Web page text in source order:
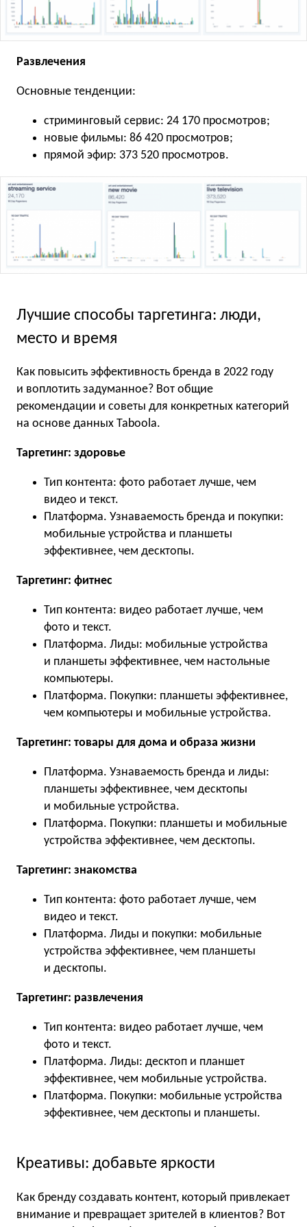
Развлечения
Основные тенденции:
стриминговый сервис: 24 170 просмотров;
новые фильмы: 86 420 просмотров;
прямой эфир: 373 520 просмотров.
Лучшие способы таргетинга: люди,
место и время
Как повысить эффективность бренда в 2022 году
и воплотить задуманное? Вот общие
рекомендации и советы для конкретных категорий
на основе данных Taboola.
Таргетинг: здоровье
Тип контента: фото работает лучше, чем
видео и текст.
Платформа. Узнаваемость бренда и покупки:
мобильные устройства и планшеты
эффективнее, чем десктопы.
Таргетинг: фитнес
Тип контента: видео работает лучше, чем
фото и текст.
Платформа. Лиды: мобильные устройства
и планшеты эффективнее, чем настольные
компьютеры.
Платформа. Покупки: планшеты эффективнее,
чем компьютеры и мобильные устройства.
Таргетинг: товары для дома и образа жизни
Платформа. Узнаваемость бренда и лиды:
планшеты эффективнее, чем десктопы
и мобильные устройства.
Платформа. Покупки: планшеты и мобильные
устройства эффективнее, чем десктопы.
Таргетинг: знакомства
Тип контента: фото работает лучше, чем
видео и текст.
Платформа. Лиды и покупки: мобильные
устройства эффективнее, чем планшеты
и десктопы.
Таргетинг: развлечения
Тип контента: видео работает лучше, чем
фото и текст.
Платформа. Лиды: десктоп и планшет
эффективнее, чем мобильные устройства.
Платформа. Покупки: мобильные устройства
эффективнее, чем десктопы и планшеты.
Креативы: добавьте яркости
Как бренду создавать контент, который привлекает
внимание и превращает зрителей в клиентов? Вот